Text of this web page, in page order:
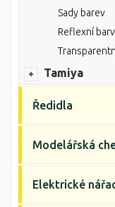
Sady barev
Reflexní
Tamiya
Ředidla
Modelářská
Elektrické